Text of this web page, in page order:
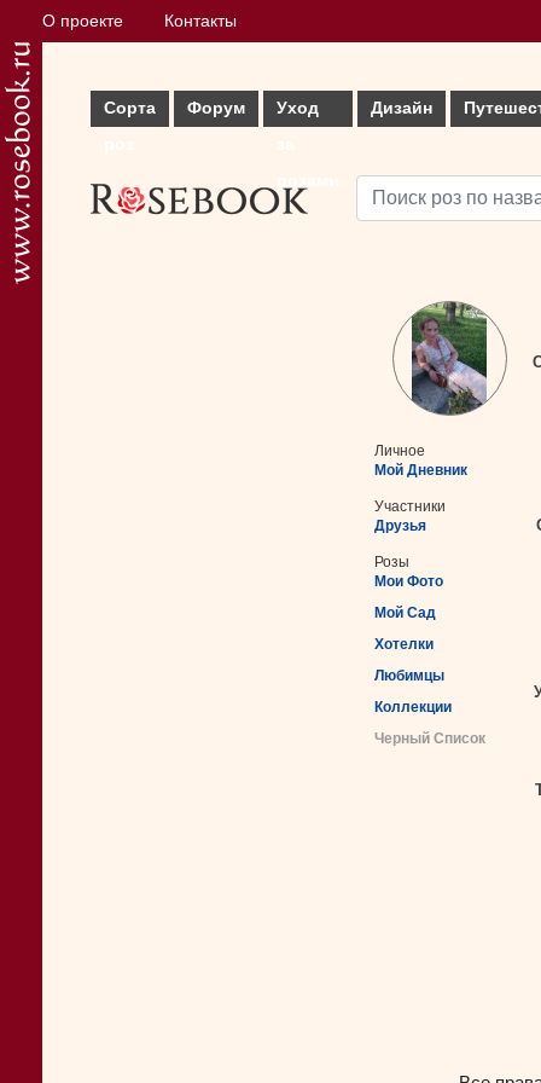
О проекте Контакты
Сорта
Форум
Уход
Дизайн
Личное
Мой Дневник
Участники
Друзья
Розы
Мои Фото
Мой Сад
Хотелки
Любимцы
Коллекции
Черный Список